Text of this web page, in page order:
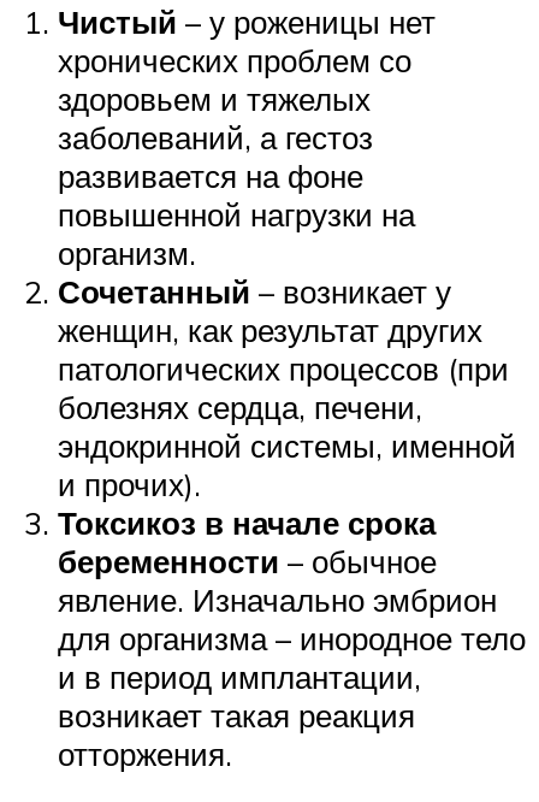
Чистый – у роженицы нет
хронических проблем со
здоровьем и тяжелых
заболеваний, а гестоз
развивается на фоне
повышенной нагрузки на
организм.
Сочетанный – возникает у
женщин, как результат других
патологических процессов (при
болезнях сердца, печени,
эндокринной системы, именной
и прочих).
Токсикоз в начале срока
беременности – обычное
явление. Изначально эмбрион
для организма – инородное тело
и в период имплантации,
возникает такая реакция
отторжения.